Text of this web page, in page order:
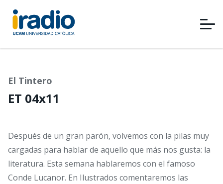
Pasar
contenido
principal
El Tintero
ET 04x11
Después de un gran parón, volvemos con la pilas muy
cargadas para hablar de aquello que más nos gusta: la
literatura. Esta semana hablaremos con el famoso
Conde Lucanor. En Ilustrados comentaremos las